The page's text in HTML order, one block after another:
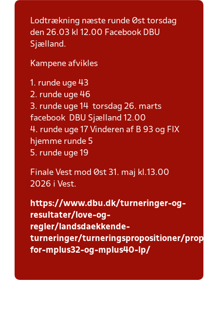
Lodtrækning næste runde Øst torsdag
den 26.03 kl 12.00 Facebook DBU
Sjælland.
Kampene afvikles
1. runde uge 43
2. runde uge 46
3. runde uge 14 torsdag 26. marts
facebook DBU Sjælland 12.00
4. runde uge 17 Vinderen af B 93 og FIX
hjemme runde 5
5. runde uge 19
Finale Vest mod Øst 31. maj kl.13.00
2026 i Vest.
https://www.dbu.dk/turneringer-og-
resultater/love-og-
regler/landsdaekkende-
turneringer/turneringspropositioner/
for-mplus32-og-mplus40-lp/